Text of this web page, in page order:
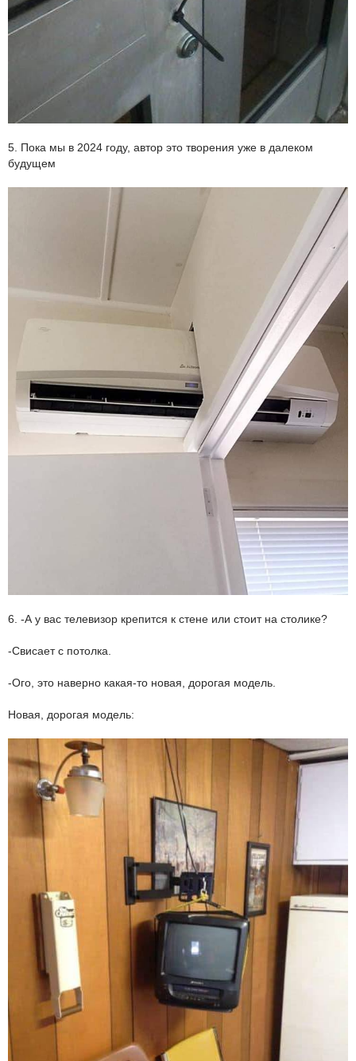
5. Пока мы в 2024 году, автор это творения уже в далеком
будущем
6. -А у вас телевизор крепится к стене или стоит на столике?
-Свисает с потолка.
-Ого, это наверно какая-то новая, дорогая модель.
Новая, дорогая модель: